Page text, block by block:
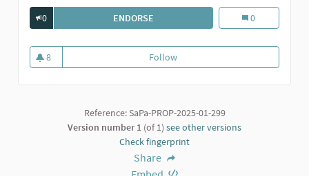
0 ENDORSE Sala da gaming
0
8
8 followers
FollowSala da gaming
Reference: SaPa-PROP-2025-01-299
Version number 1 (of 1) see other versions
Check fingerprint
Share